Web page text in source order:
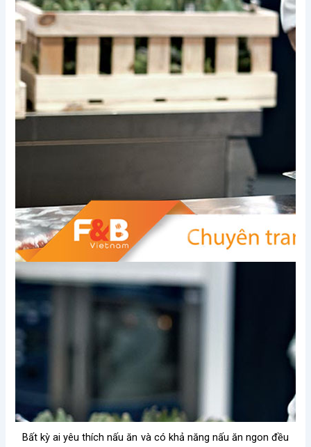
Bất kỳ ai yêu thích nấu ăn và có khả năng nấu ăn ngon đều